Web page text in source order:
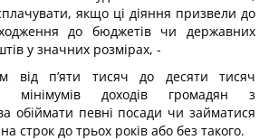
якщо ці діяння призвели до
до бюджетів чи державних
у значних розмірах, -
від п’яти тисяч до десяти тисяч
мінімумів доходів громадян з
обіймати певні посади чи займатися
строк до трьох років або без такого.